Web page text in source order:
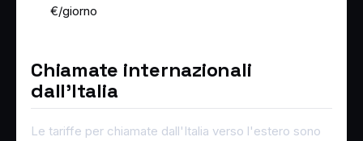
€/giorno
Chiamate internazionali
dall'Italia
Le tariffe per chiamate dall'Italia verso l'estero sono